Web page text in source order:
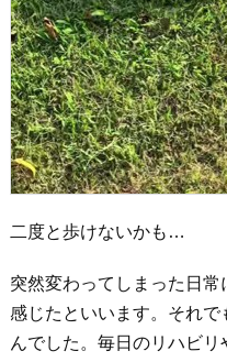
二度と歩けないかも…
突然変わってしまった日
感じたといいます。それ
んでした。毎日のリハビ